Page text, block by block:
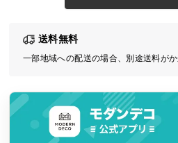
キ
送料無料
一部地域への配送の場合、別途送料がか